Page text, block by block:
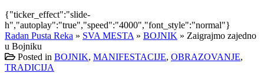
{"ticker_effect":"slide-
h","autoplay":"true","speed":"4000","font_style":"normal"}
Radan Pusta Reka » SVA MESTA » BOJNIK » Zaigrajmo zajedno
u Bojniku
Posted in BOJNIK, MANIFESTACIJE, OBRAZOVANJE,
TRADICIJA